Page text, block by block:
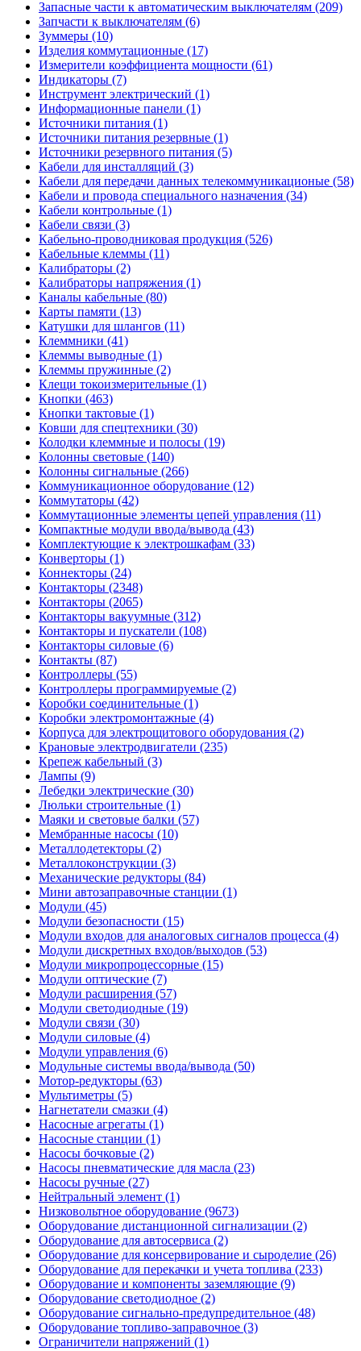
Запасные части к автоматическим выключателям (209)
Запчасти к выключателям (6)
Зуммеры (10)
Изделия коммутационные (17)
Измерители коэффициента мощности (61)
Индикаторы (7)
Инструмент электрический (1)
Информационные панели (1)
Источники питания (1)
Источники питания резервные (1)
Источники резервного питания (5)
Кабели для инсталляций (3)
Кабели для передачи данных телекоммуникационые (58)
Кабели и провода специального назначения (34)
Кабели контрольные (1)
Кабели связи (3)
Кабельно-проводниковая продукция (526)
Кабельные клеммы (11)
Калибраторы (2)
Калибраторы напряжения (1)
Каналы кабельные (80)
Карты памяти (13)
Катушки для шлангов (11)
Клеммники (41)
Клеммы выводные (1)
Клеммы пружинные (2)
Клещи токоизмерительные (1)
Кнопки (463)
Кнопки тактовые (1)
Ковши для спецтехники (30)
Колодки клеммные и полосы (19)
Колонны световые (140)
Колонны сигнальные (266)
Коммуникационное оборудование (12)
Коммутаторы (42)
Коммутационные элементы цепей управления (11)
Компактные модули ввода/вывода (43)
Комплектующие к электрошкафам (33)
Конверторы (1)
Коннекторы (24)
Контакторы (2348)
Контакторы (2065)
Контакторы вакуумные (312)
Контакторы и пускатели (108)
Контакторы силовые (6)
Контакты (87)
Контроллеры (55)
Контроллеры программируемые (2)
Коробки соединительные (1)
Коробки электромонтажные (4)
Корпуса для электрощитового оборудования (2)
Крановые электродвигатели (235)
Крепеж кабельный (3)
Лампы (9)
Лебедки электрические (30)
Люльки строительные (1)
Маяки и световые балки (57)
Мембранные насосы (10)
Металлодетекторы (2)
Металлоконструкции (3)
Механические редукторы (84)
Мини автозаправочные станции (1)
Модули (45)
Модули безопасности (15)
Модули входов для аналоговых сигналов процесса (4)
Модули дискретных входов/выходов (53)
Модули микропроцессорные (15)
Модули оптические (7)
Модули расширения (57)
Модули светодиодные (19)
Модули связи (30)
Модули силовые (4)
Модули управления (6)
Модульные системы ввода/вывода (50)
Мотор-редукторы (63)
Мультиметры (5)
Нагнетатели смазки (4)
Насосные агрегаты (1)
Насосные станции (1)
Насосы бочковые (2)
Насосы пневматические для масла (23)
Насосы ручные (27)
Нейтральный элемент (1)
Низковольтное оборудование (9673)
Оборудование дистанционной сигнализации (2)
Оборудование для автосервиса (2)
Оборудование для консервирование и сыроделие (26)
Оборудование для перекачки и учета топлива (233)
Оборудование и компоненты заземляющие (9)
Оборудование светодиодное (2)
Оборудование сигнально-предупредительное (48)
Оборудование топливо-заправочное (3)
Ограничители напряжений (1)